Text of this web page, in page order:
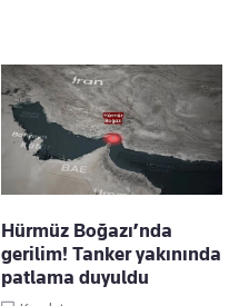
Hürmüz Boğazı’nda
gerilim! Tanker yakınında
patlama duyuldu